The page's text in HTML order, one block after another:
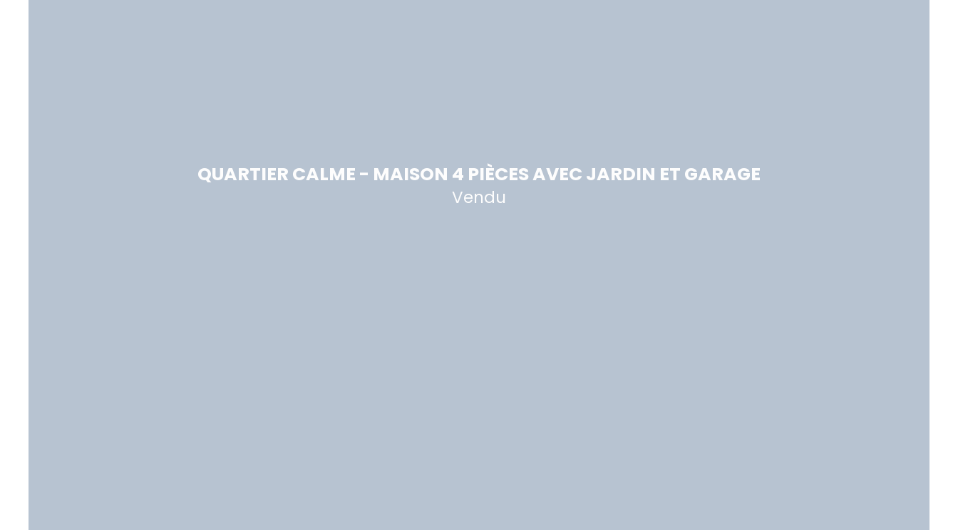
QUARTIER CALME - MAISON 4 PIÈCES AVEC JARDIN ET GARAGE
Vendu